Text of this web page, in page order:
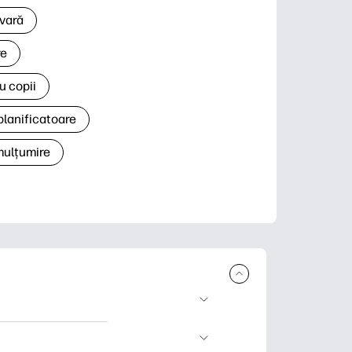
copii